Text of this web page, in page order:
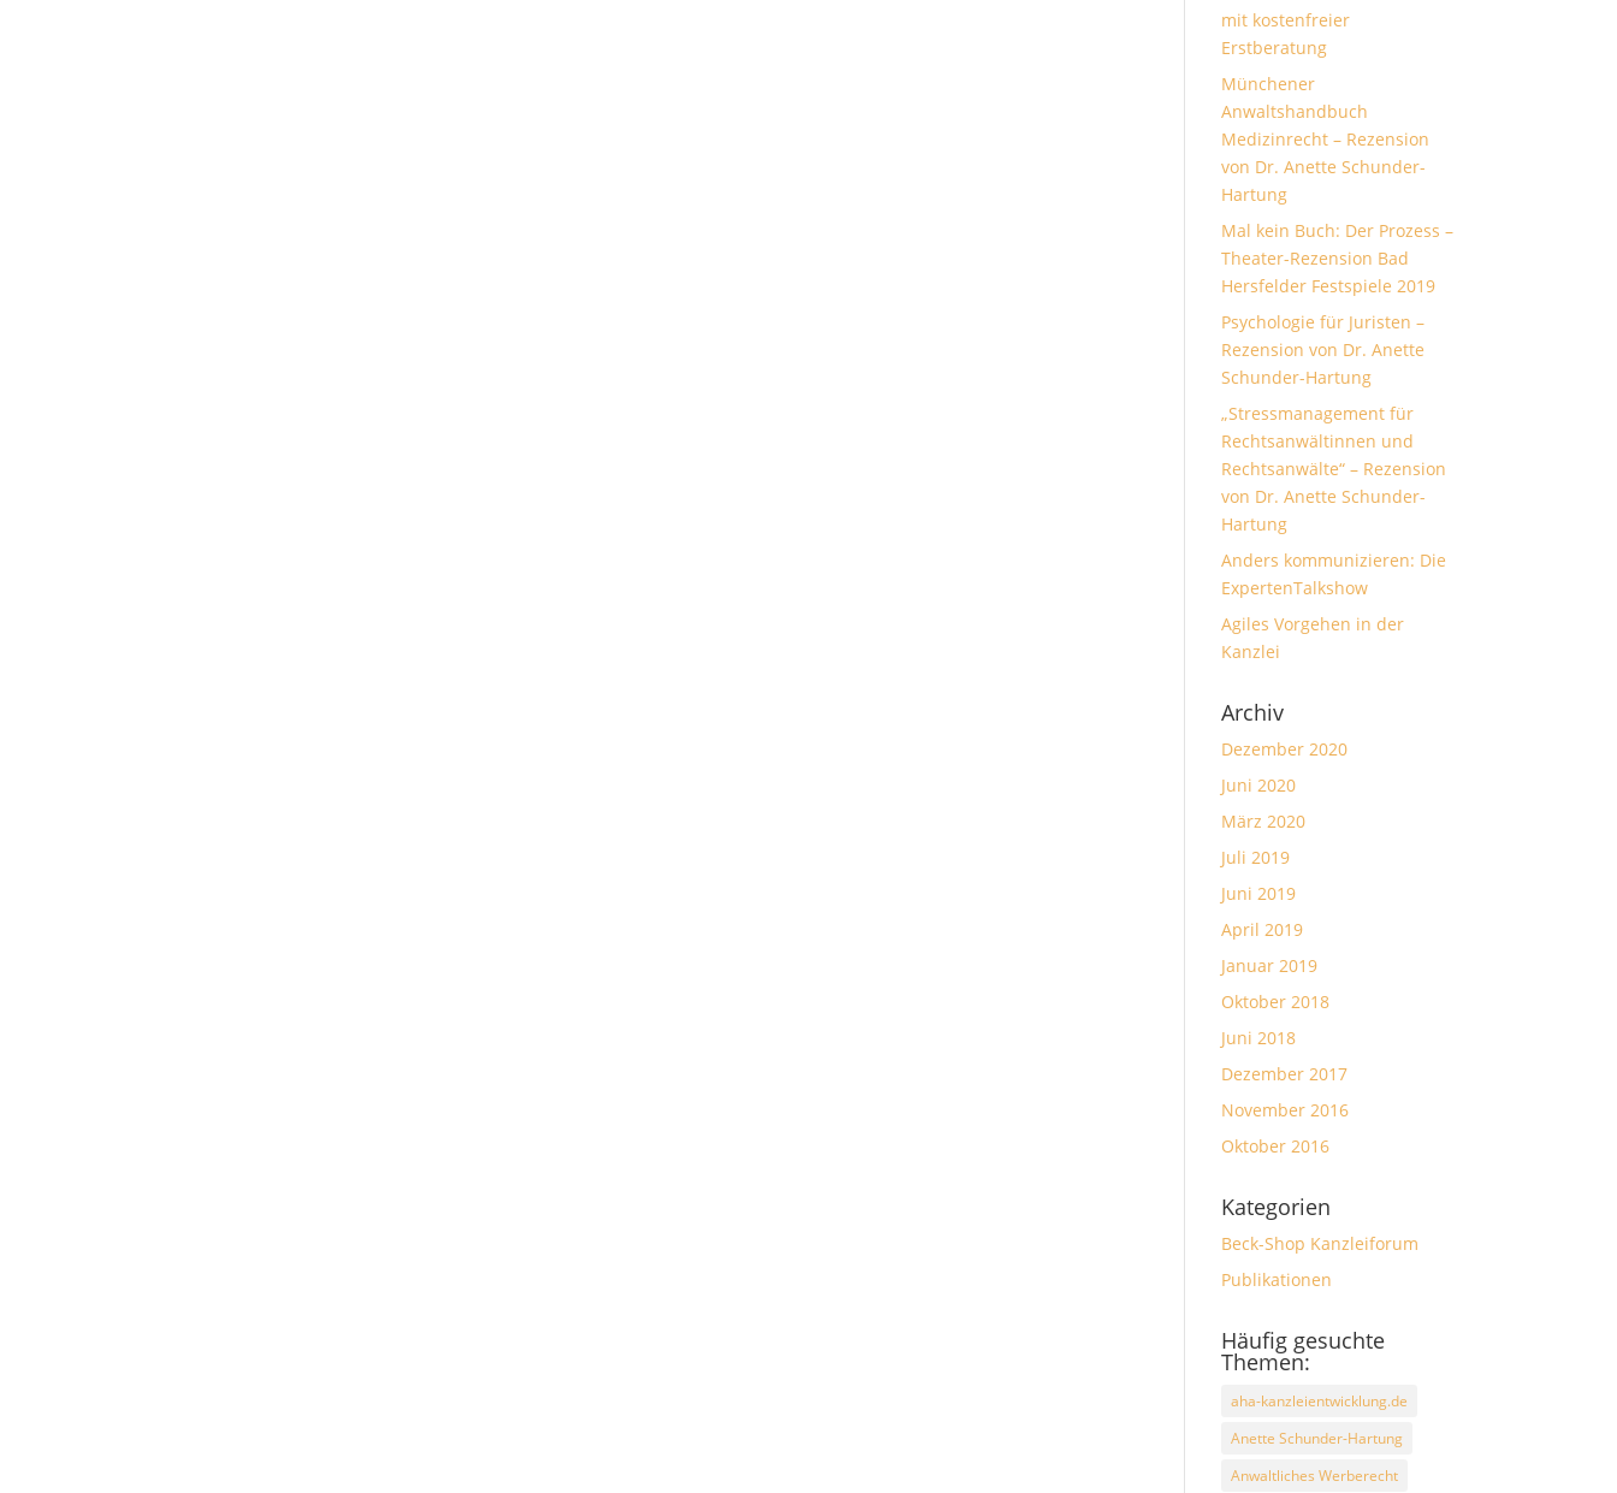
mit kostenfreier
Erstberatung
Münchener
Anwaltshandbuch
Medizinrecht – Rezension
von Dr. Anette Schunder-
Hartung
Mal kein Buch: Der Prozess –
Theater-Rezension Bad
Hersfelder Festspiele 2019
Psychologie für Juristen –
Rezension von Dr. Anette
Schunder-Hartung
„Stressmanagement für
Rechtsanwältinnen und
Rechtsanwälte“ – Rezension
von Dr. Anette Schunder-
Hartung
Anders kommunizieren: Die
ExpertenTalkshow
Agiles Vorgehen in der
Kanzlei
Archiv
Dezember 2020
Juni 2020
März 2020
Juli 2019
Juni 2019
April 2019
Januar 2019
Oktober 2018
Juni 2018
Dezember 2017
November 2016
Oktober 2016
Kategorien
Beck-Shop Kanzleiforum
Publikationen
Häufig gesuchte
Themen:
aha-kanzleientwicklung.de
Anette Schunder-Hartung
Anwaltliches Werberecht